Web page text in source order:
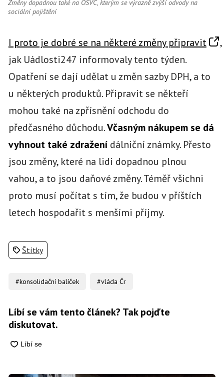
Změny dopadnou také na OSVČ, kterým se výrazně zvýší odvody na
sociální pojištění
I proto je dobré se na některé změny připravit
,
jak Uádlosti247 informovaly tento týden.
Opatření se dají udělat u změn sazby DPH, a to
u některých produktů. Připravit se někteří
mohou také na zpřísnění odchodu do
předčasného důchodu.Včasným nákupem se dá
vyhnout také zdražení dálniční známky. Přesto
jsou změny, které na lidi dopadnou plnou
vahou, a to jsou daňové změny. Téměř všichni
proto musí počítat s tím, že budou v příštích
letech hospodařit s menšími příjmy.
Štítky
#konsolidační balíček #vláda Čr
Líbí se vám tento článek? Tak pojďte
diskutovat.